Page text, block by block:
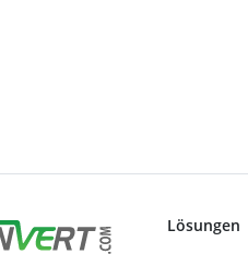
Lösungen